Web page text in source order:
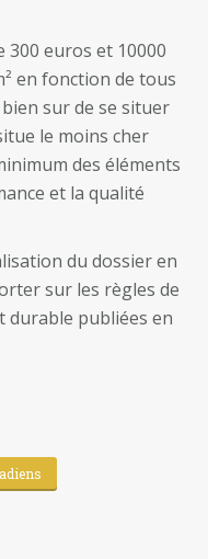
euros et 10000
en fonction de tous
sur de se situer
le moins cher
des éléments
et la qualité
du dossier en
sur les règles de
durable publiées en